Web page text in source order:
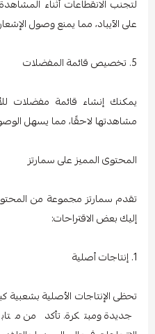
لتجنب الانقطاعات أثناء
على الآيباد، مما يمنع وصول
5. تخصيص قائمة المفضلات
يمكنك إنشاء قائمة مفضلات
مشاهدتها لاحقًا، مما يسهل
المحتوى المميز على سمارتز
تقدم سمارتز مجموعة من
إليك بعض الاقتراحات:
1. إنتاجات أصلية
تحظى الإنتاجات الأصلية
جديدة ومبتكرة. تأكد من